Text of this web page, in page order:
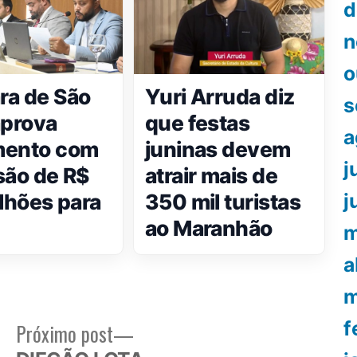
de São
com
de R$
para
Yuri Arruda diz
que festas
juninas devem
atrair mais de
350 mil turistas
ao Maranhão
Próximo post
Próximo